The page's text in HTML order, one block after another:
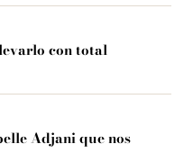
con total
Adjani que nos